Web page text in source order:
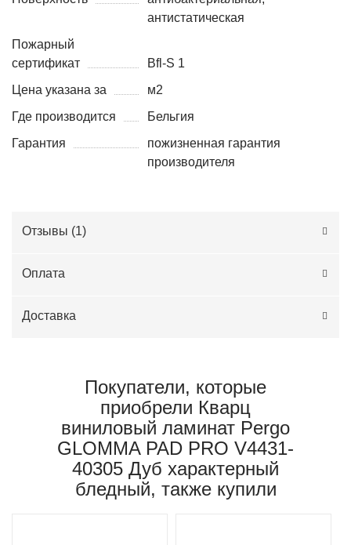
антистатическая
Пожарный
сертификат
Bfl-S 1
Цена указана за
м2
Где производится
Бельгия
Гарантия
пожизненная гарантия
производителя
Отзывы (1)
Оплата
Доставка
Покупатели, которые
приобрели Кварц
виниловый ламинат Pergo
GLOMMA PAD PRO V4431-
40305 Дуб характерный
бледный, также купили